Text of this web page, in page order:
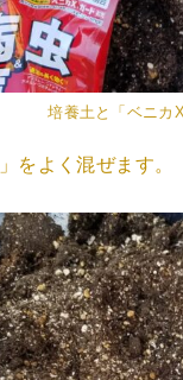
培養土と「ベニカ
をよく混ぜます。